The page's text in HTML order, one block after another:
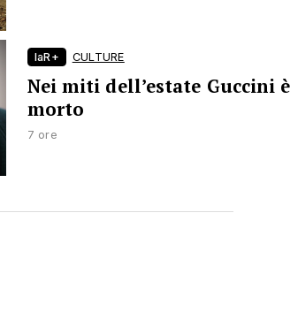
laR+ CULTURE
Nei miti dell’estate Guccini è
morto
7 ore